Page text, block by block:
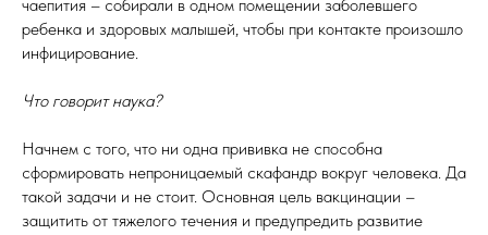
чаепития – собирали в одном помещении заболевшего
ребенка и здоровых малышей, чтобы при контакте произошло
инфицирование.
Что говорит наука?
Начнем с того, что ни одна прививка не способна
сформировать непроницаемый скафандр вокруг человека. Да
такой задачи и не стоит. Основная цель вакцинации –
защитить от тяжелого течения и предупредить развитие